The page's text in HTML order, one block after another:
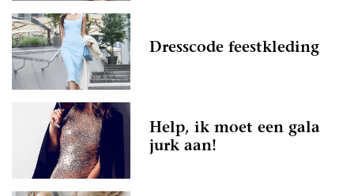
Dresscode feestkleding
Help, ik moet een gala
jurk aan!